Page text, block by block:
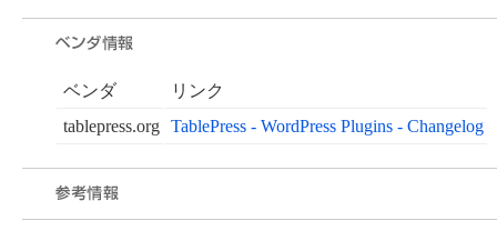
ベンダ
リンク
tablepress.org
TablePress - WordPress Plugins - Changelog